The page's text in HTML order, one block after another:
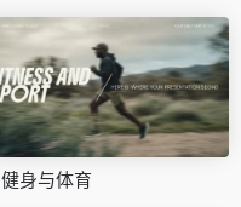
健身与体育